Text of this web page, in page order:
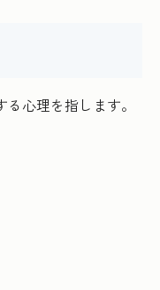
心理を指します。